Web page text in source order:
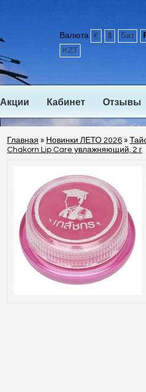
Валюта € $ Бат
KZT
Акции Кабинет Отзывы
Главная » Новинки ЛЕТО 2026 »
Chakorn Lip Care увлажняющий, 2 г